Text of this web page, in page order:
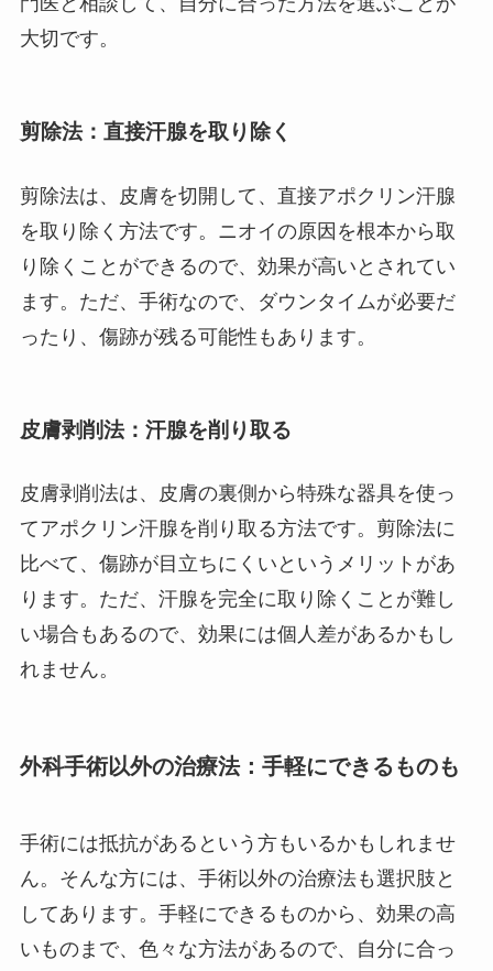
大切です。
剪除法：直接汗腺を取り除く
剪除法は、皮膚を切開して、直接アポクリン汗腺
を取り除く方法です。ニオイの原因を根本から取
り除くことができるので、効果が高いとされてい
ます。ただ、手術なので、ダウンタイムが必要だ
ったり、傷跡が残る可能性もあります。
皮膚剥削法：汗腺を削り取る
皮膚剥削法は、皮膚の裏側から特殊な器具を使っ
てアポクリン汗腺を削り取る方法です。剪除法に
比べて、傷跡が目立ちにくいというメリットがあ
ります。ただ、汗腺を完全に取り除くことが難し
い場合もあるので、効果には個人差があるかもし
れません。
外科手術以外の治療法：手軽にできるものも
手術には抵抗があるという方もいるかもしれませ
ん。そんな方には、手術以外の治療法も選択肢と
してあります。手軽にできるものから、効果の高
いものまで、色々な方法があるので、自分に合っ